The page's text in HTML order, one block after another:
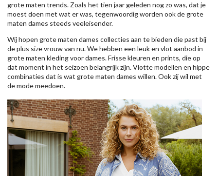
grote maten trends. Zoals het tien jaar geleden nog zo was, dat je
moest doen met wat er was, tegenwoordig worden ook de grote
maten dames steeds veeleisender.
Wij hopen grote maten dames collecties aan te bieden die past bij
de plus size vrouw van nu. We hebben een leuk en vlot aanbod in
grote maten kleding voor dames. Frisse kleuren en prints, die op
dat moment in het seizoen belangrijk zijn. Vlotte modellen en hippe
combinaties dat is wat grote maten dames willen. Ook zij wil met
de mode meedoen.